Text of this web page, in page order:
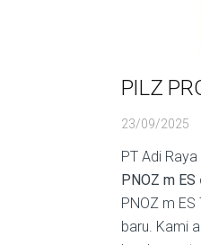
PILZ
23/09/2025
PT Adi
PNOZ m ES
PNOZ m
baru. Kami